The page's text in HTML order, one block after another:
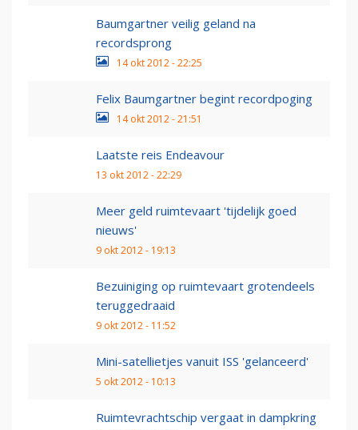
Baumgartner veilig geland na
recordsprong
14 okt 2012 - 22:25
Felix Baumgartner begint recordpoging
14 okt 2012 - 21:51
Laatste reis Endeavour
13 okt 2012 - 22:29
Meer geld ruimtevaart 'tijdelijk goed
nieuws'
9 okt 2012 - 19:13
Bezuiniging op ruimtevaart grotendeels
teruggedraaid
9 okt 2012 - 11:52
Mini-satellietjes vanuit ISS 'gelanceerd'
5 okt 2012 - 10:13
Ruimtevrachtschip vergaat in dampkring